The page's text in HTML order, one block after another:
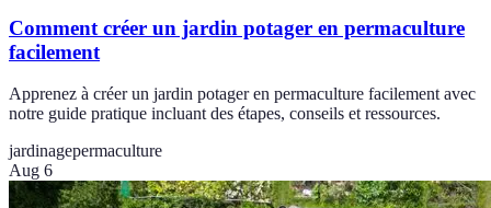
Comment créer un jardin potager en permaculture
facilement
Apprenez à créer un jardin potager en permaculture facilement avec
notre guide pratique incluant des étapes, conseils et ressources.
jardinagepermaculture
Aug 6